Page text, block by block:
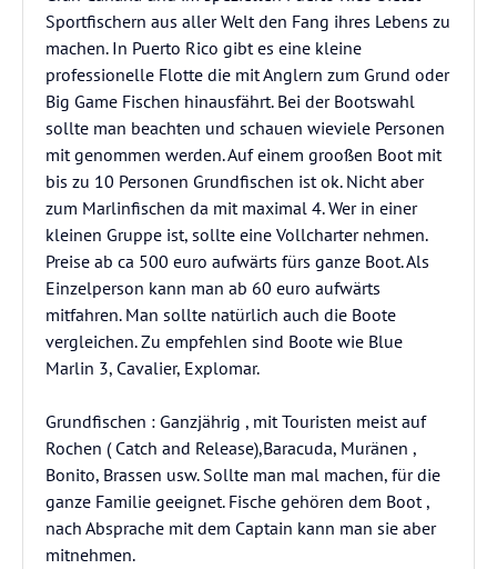
Sportfischern aus aller Welt den Fang ihres Lebens zu
machen. In Puerto Rico gibt es eine kleine
professionelle Flotte die mit Anglern zum Grund oder
Big Game Fischen hinausfährt. Bei der Bootswahl
sollte man beachten und schauen wieviele Personen
mit genommen werden. Auf einem grooßen Boot mit
bis zu 10 Personen Grundfischen ist ok. Nicht aber
zum Marlinfischen da mit maximal 4. Wer in einer
kleinen Gruppe ist, sollte eine Vollcharter nehmen.
Preise ab ca 500 euro aufwärts fürs ganze Boot. Als
Einzelperson kann man ab 60 euro aufwärts
mitfahren. Man sollte natürlich auch die Boote
vergleichen. Zu empfehlen sind Boote wie Blue
Marlin 3, Cavalier, Explomar.
Grundfischen : Ganzjährig , mit Touristen meist auf
Rochen ( Catch and Release),Baracuda, Muränen ,
Bonito, Brassen usw. Sollte man mal machen, für die
ganze Familie geeignet. Fische gehören dem Boot ,
nach Absprache mit dem Captain kann man sie aber
mitnehmen.